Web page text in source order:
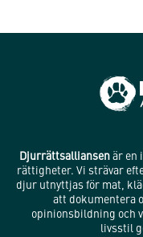
Djurrättsalliansenär en
rättigheter. Vi strävar
djur utnyttjas för mat,
att dokumentera
opinionsbildning och
livsstil